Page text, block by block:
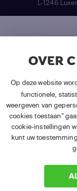
OVER
Op deze website
functionele,
weergeven van
cookies toestaan"
cookie-instellingen
kunt uw
L-1246